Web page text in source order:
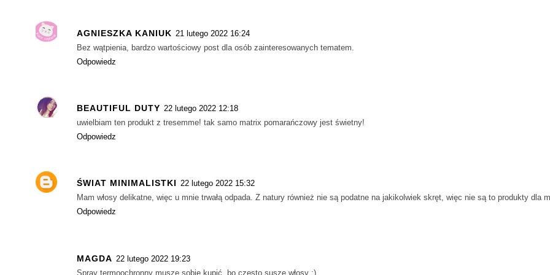
AGNIESZKA KANIUK 21 lutego 2022 16:24
Bez wątpienia, bardzo wartościowy post dla osób zainteresowanych tematem.
Odpowiedz
BEAUTIFUL DUTY 22 lutego 2022 12:18
uwielbiam ten produkt z tresemme! tak samo matrix pomarańczowy jest świetny!
Odpowiedz
ŚWIAT MINIMALISTKI 22 lutego 2022 15:32
Mam włosy delikatne, więc u mnie trwałą odpada. Z natury również nie są podatne na jakikolwiek skręt, więc nie są to produkty dla
Odpowiedz
MAGDA 22 lutego 2022 19:23
Spray termoochronny muszę sobie kupić, bo często suszę włosy :)